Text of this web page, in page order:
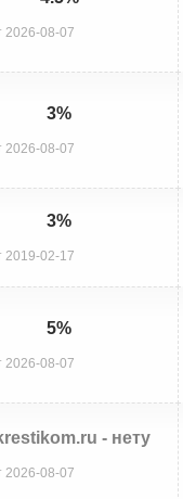
2026-08-07
3%
2026-08-07
3%
2019-02-17
5%
2026-08-07
- нету
2026-08-07